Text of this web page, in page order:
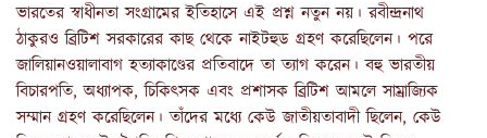
ভারতের স্বাধীনতা সংগ্রামের ইতিহাসে এই প্রশ্ন নতুন নয়। রবীন্দ্রনাথ
ঠাকুরও ব্রিটিশ সরকারের কাছ থেকে নাইটহুড গ্রহণ করেছিলেন। পরে
জালিয়ানওয়ালাবাগ হত্যাকাণ্ডের প্রতিবাদে তা ত্যাগ করেন। বহু ভারতীয়
বিচারপতি, অধ্যাপক, চিকিৎসক এবং প্রশাসক ব্রিটিশ আমলে সাম্রাজ্যিক
সম্মান গ্রহণ করেছিলেন। তাঁদের মধ্যে কেউ জাতীয়তাবাদী ছিলেন, কেউ